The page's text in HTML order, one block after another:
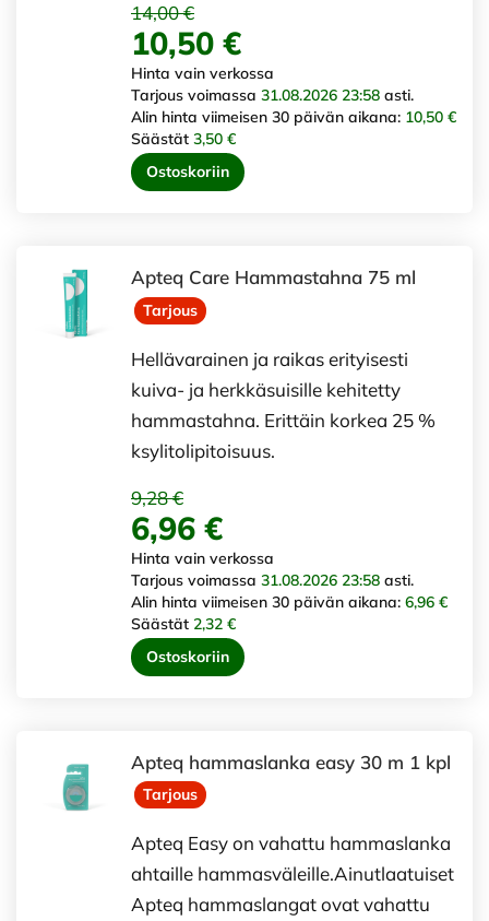
14,00 €
10,50 €
Hinta vain verkossa
Tarjous voimassa 31.08.2026 23:58 asti.
Alin hinta viimeisen 30 päivän aikana: 10,50 €
Säästät 3,50 €
Ostoskoriin
Apteq Care Hammastahna 75 ml
Tarjous
Hellävarainen ja raikas erityisesti
kuiva- ja herkkäsuisille kehitetty
hammastahna. Erittäin korkea 25 %
ksylitolipitoisuus.
9,28 €
6,96 €
Hinta vain verkossa
Tarjous voimassa 31.08.2026 23:58 asti.
Alin hinta viimeisen 30 päivän aikana: 6,96 €
Säästät 2,32 €
Ostoskoriin
Apteq hammaslanka easy 30 m 1 kpl
Tarjous
Apteq Easy on vahattu hammaslanka
ahtaille hammasväleille.Ainutlaatuiset
Apteq hammaslangat ovat vahattu